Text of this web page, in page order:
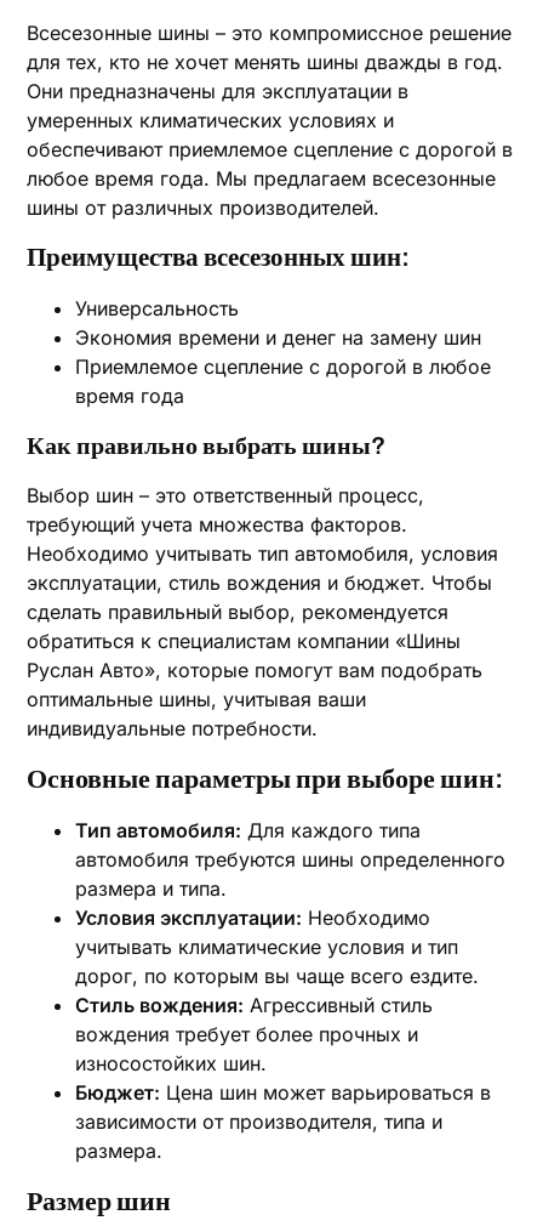
Всесезонные шины – это компромиссное решение
для тех, кто не хочет менять шины дважды в год.
Они предназначены для эксплуатации в
умеренных климатических условиях и
обеспечивают приемлемое сцепление с дорогой в
любое время года. Мы предлагаем всесезонные
шины от различных производителей.
Преимущества всесезонных шин:
Универсальность
Экономия времени и денег на замену шин
Приемлемое сцепление с дорогой в любое
время года
Как правильно выбрать шины?
Выбор шин – это ответственный процесс,
требующий учета множества факторов.
Необходимо учитывать тип автомобиля, условия
эксплуатации, стиль вождения и бюджет. Чтобы
сделать правильный выбор, рекомендуется
обратиться к специалистам компании «Шины
Руслан Авто», которые помогут вам подобрать
оптимальные шины, учитывая ваши
индивидуальные потребности.
Основные параметры при выборе шин:
Тип автомобиля: Для каждого типа
автомобиля требуются шины определенного
размера и типа.
Условия эксплуатации: Необходимо
учитывать климатические условия и тип
дорог, по которым вы чаще всего ездите.
Стиль вождения: Агрессивный стиль
вождения требует более прочных и
износостойких шин.
Бюджет: Цена шин может варьироваться в
зависимости от производителя, типа и
размера.
Размер шин